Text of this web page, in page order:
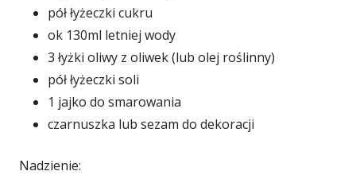
pół łyżeczki cukru
ok 130ml letniej wody
3 łyżki oliwy z oliwek (lub olej roślinny)
pół łyżeczki soli
1 jajko do smarowania
czarnuszka lub sezam do dekoracji
Nadzienie: